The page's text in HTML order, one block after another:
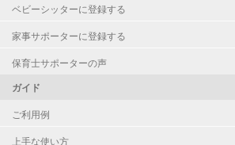
ベビーシッターに登録する
家事サポーターに登録する
保育士サポーターの声
ガイド
ご利用例
上手な使い方